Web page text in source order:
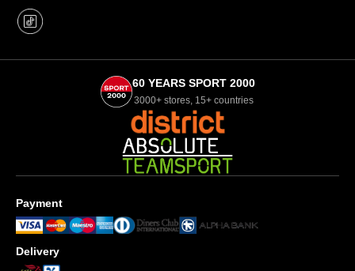
60 YEARS SPORT 2000
3000+ stores, 15+ countries
Payment
Delivery